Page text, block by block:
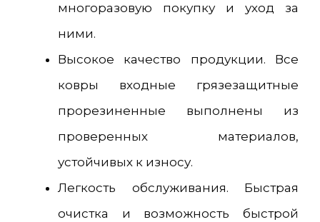
многоразовую покупку и уход за
ними.
Высокое качество продукции. Все
ковры входные грязезащитные
прорезиненные выполнены из
проверенных материалов,
устойчивых к износу.
Легкость обслуживания. Быстрая
очистка и возможность быстрой